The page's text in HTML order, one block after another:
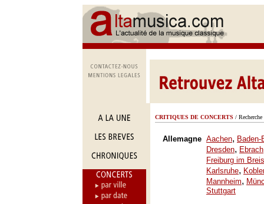
CRITIQUES DE CONCERTS /
Allemagne Aachen, Baden-
Dresden, Ebrach
Freiburg im
Karlsruhe,
Mannheim,
Stuttgart